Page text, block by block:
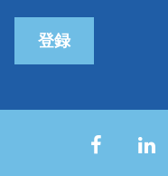
登録